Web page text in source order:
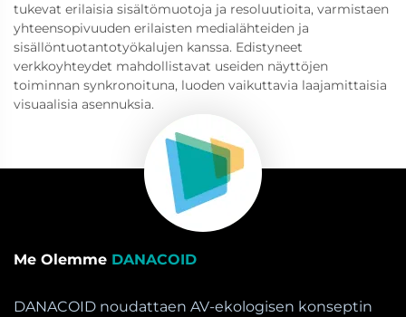
tukevat erilaisia sisältömuotoja ja resoluutioita, varmistaen
yhteensopivuuden erilaisten medialähteiden ja
sisällöntuotantotyökalujen kanssa. Edistyneet
verkkoyhteydet mahdollistavat useiden näyttöjen
toiminnan synkronoituna, luoden vaikuttavia laajamittaisia
visuaalisia asennuksia.
Me Olemme DANACOID
DANACOID noudattaen AV-ekologisen konseptin